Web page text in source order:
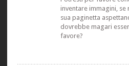
inventare immagini, se
sua paginetta
dovrebbe magari
favore?